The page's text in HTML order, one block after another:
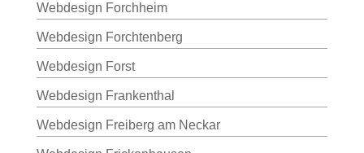
Webdesign Forchheim
Webdesign Forchtenberg
Webdesign Forst
Webdesign Frankenthal
Webdesign Freiberg am Neckar